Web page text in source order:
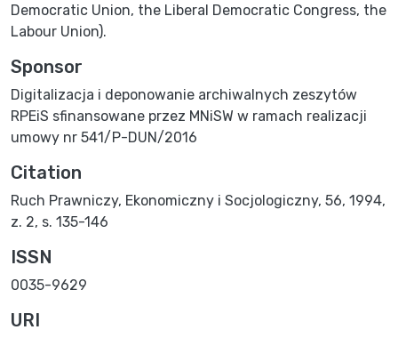
Democratic Union, the Liberal Democratic Congress, the
Labour Union).
Sponsor
Digitalizacja i deponowanie archiwalnych zeszytów
RPEiS sfinansowane przez MNiSW w ramach realizacji
umowy nr 541/P-DUN/2016
Citation
Ruch Prawniczy, Ekonomiczny i Socjologiczny, 56, 1994,
z. 2, s. 135-146
ISSN
0035-9629
URI